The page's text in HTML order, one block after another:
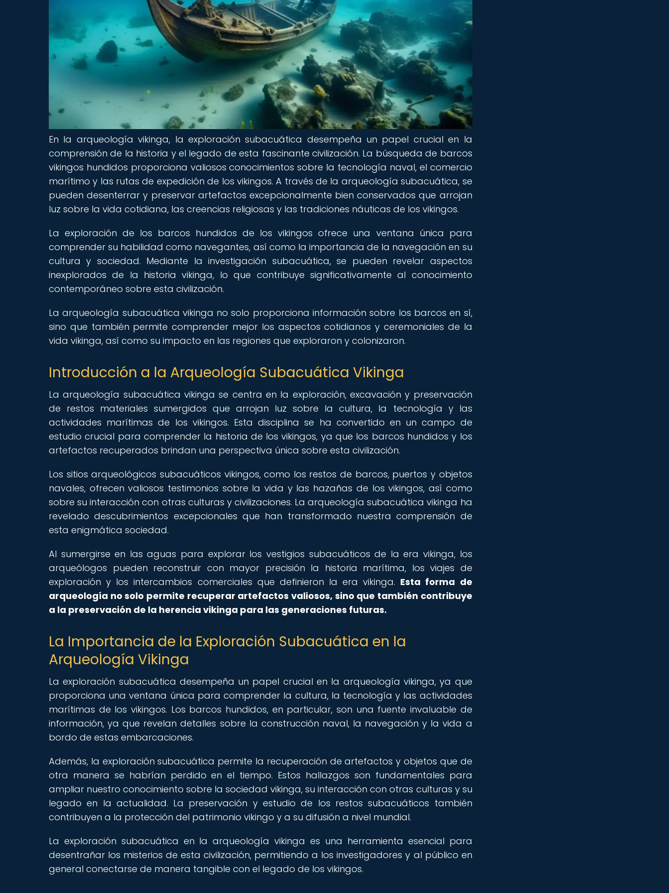
En la arqueología vikinga, la exploración subacuática desempeña un papel crucial en la
comprensión de la historia y el legado de esta fascinante civilización. La búsqueda de barcos
vikingos hundidos proporciona valiosos conocimientos sobre la tecnología naval, el comercio
marítimo y las rutas de expedición de los vikingos. A través de la arqueología subacuática, se
pueden desenterrar y preservar artefactos excepcionalmente bien conservados que arrojan
luz sobre la vida cotidiana, las creencias religiosas y las tradiciones náuticas de los vikingos.
La exploración de los barcos hundidos de los vikingos ofrece una ventana única para
comprender su habilidad como navegantes, así como la importancia de la navegación en su
cultura y sociedad. Mediante la investigación subacuática, se pueden revelar aspectos
inexplorados de la historia vikinga, lo que contribuye significativamente al conocimiento
contemporáneo sobre esta civilización.
La arqueología subacuática vikinga no solo proporciona información sobre los barcos en sí,
sino que también permite comprender mejor los aspectos cotidianos y ceremoniales de la
vida vikinga, así como su impacto en las regiones que exploraron y colonizaron.
Introducción a la Arqueología Subacuática Vikinga
La arqueología subacuática vikinga se centra en la exploración, excavación y preservación
de restos materiales sumergidos que arrojan luz sobre la cultura, la tecnología y las
actividades marítimas de los vikingos. Esta disciplina se ha convertido en un campo de
estudio crucial para comprender la historia de los vikingos, ya que los barcos hundidos y los
artefactos recuperados brindan una perspectiva única sobre esta civilización.
Los sitios arqueológicos subacuáticos vikingos, como los restos de barcos, puertos y objetos
navales, ofrecen valiosos testimonios sobre la vida y las hazañas de los vikingos, así como
sobre su interacción con otras culturas y civilizaciones. La arqueología subacuática vikinga ha
revelado descubrimientos excepcionales que han transformado nuestra comprensión de
esta enigmática sociedad.
Al sumergirse en las aguas para explorar los vestigios subacuáticos de la era vikinga, los
arqueólogos pueden reconstruir con mayor precisión la historia marítima, los viajes de
exploración y los intercambios comerciales que definieron la era vikinga. Esta forma de
arqueología no solo permite recuperar artefactos valiosos, sino que también contribuye
a la preservación de la herencia vikinga para las generaciones futuras.
La Importancia de la Exploración Subacuática en la
Arqueología Vikinga
La exploración subacuática desempeña un papel crucial en la arqueología vikinga, ya que
proporciona una ventana única para comprender la cultura, la tecnología y las actividades
marítimas de los vikingos. Los barcos hundidos, en particular, son una fuente invaluable de
información, ya que revelan detalles sobre la construcción naval, la navegación y la vida a
bordo de estas embarcaciones.
Además, la exploración subacuática permite la recuperación de artefactos y objetos que de
otra manera se habrían perdido en el tiempo. Estos hallazgos son fundamentales para
ampliar nuestro conocimiento sobre la sociedad vikinga, su interacción con otras culturas y su
legado en la actualidad. La preservación y estudio de los restos subacuáticos también
contribuyen a la protección del patrimonio vikingo y a su difusión a nivel mundial.
La exploración subacuática en la arqueología vikinga es una herramienta esencial para
desentrañar los misterios de esta civilización, permitiendo a los investigadores y al público en
general conectarse de manera tangible con el legado de los vikingos.